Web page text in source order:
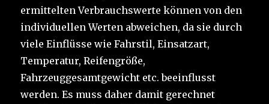
ermittelten Verbrauchswerte können von den
individuellen Werten abweichen, da sie durch
viele Einflüsse wie Fahrstil, Einsatzart,
Temperatur, Reifengröße,
Fahrzeuggesamtgewicht etc. beeinflusst
werden. Es muss daher damit gerechnet